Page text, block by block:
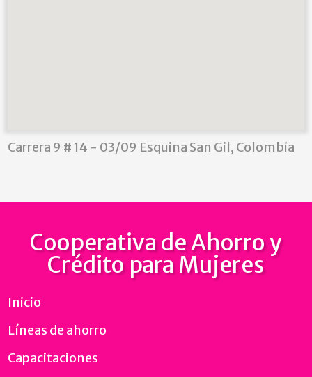
Carrera 9 # 14 - 03/09 Esquina San Gil, Colombia
Cooperativa de Ahorro y
Crédito para Mujeres
Inicio
Líneas de ahorro
Capacitaciones